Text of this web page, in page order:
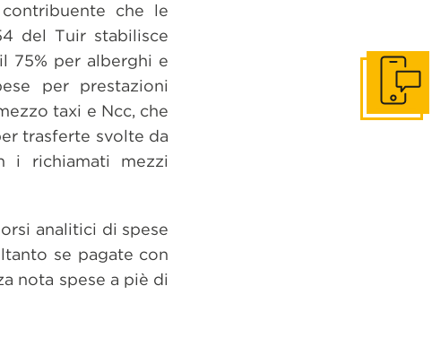
che le
del Tuir stabilisce
75% per alberghi e
per prestazioni
taxi e Ncc, che
trasferte svolte da
i richiamati mezzi
analitici di spese
se pagate con
nota spese a piè di
Get in